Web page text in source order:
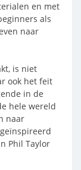
en met
als
naar
is niet
ook het feit
in de
hele wereld
naar
Phil Taylor